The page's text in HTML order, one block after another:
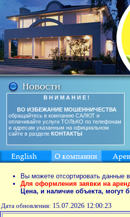
В Н И М А Н И Е !
ВО ИЗБЕЖАНИЕ МОШЕННИЧЕСТВА
обращайтесь в компанию САЛЮТ и
оплачивайте услуги ТОЛЬКО по телефонам
и адресам указанным на официальном
сайте в разделе КОНТАКТЫ
Вы можете отсортировать данные
Для оформления заявки на
Цена, и наличие объекта, могут
Дата обновления: 15.07.2026 12:00:23